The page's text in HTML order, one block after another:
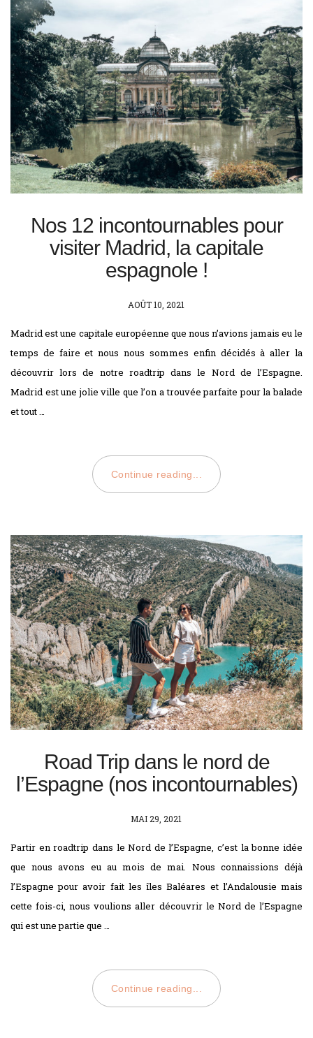
Nos 12 incontournables pour
visiter Madrid, la capitale
espagnole !
POSTED
AOÛT 10, 2021
Madrid est une capitale européenne que nous n’avions jamais eu le
temps de faire et nous nous sommes enfin décidés à aller la
découvrir lors de notre roadtrip dans le Nord de l’Espagne.
Madrid est une jolie ville que l’on a trouvée parfaite pour la balade
et tout …
Continue reading...
Road Trip dans le nord de
l’Espagne (nos incontournables)
POSTED
MAI 29, 2021
Partir en roadtrip dans le Nord de l’Espagne, c’est la bonne idée
que nous avons eu au mois de mai. Nous connaissions déjà
l’Espagne pour avoir fait les îles Baléares et l’Andalousie mais
cette fois-ci, nous voulions aller découvrir le Nord de l’Espagne
qui est une partie que …
Continue reading...